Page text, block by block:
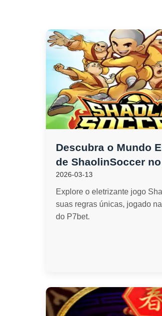
Descubra o Mundo
de ShaolinSoccer
2026-03-13
Explore o eletrizante jogo
suas regras únicas, jogado
do P7bet.